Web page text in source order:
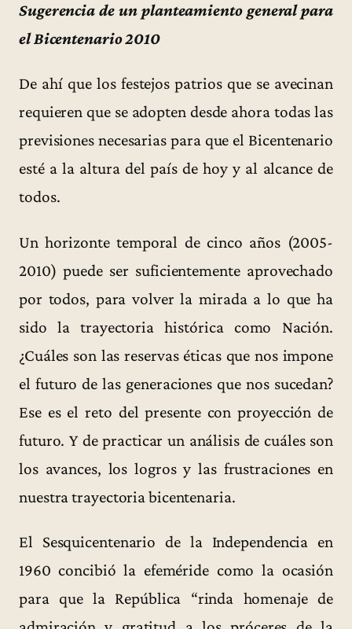
Sugerencia de un planteamiento general para
el Bicentenario 2010
De ahí que los festejos patrios que se avecinan
requieren que se adopten desde ahora todas las
previsiones necesarias para que el Bicentenario
esté a la altura del país de hoy y al alcance de
todos.
Un horizonte temporal de cinco años (2005-
2010) puede ser suficientemente aprovechado
por todos, para volver la mirada a lo que ha
sido la trayectoria histórica como Nación.
¿Cuáles son las reservas éticas que nos impone
el futuro de las generaciones que nos sucedan?
Ese es el reto del presente con proyección de
futuro. Y de practicar un análisis de cuáles son
los avances, los logros y las frustraciones en
nuestra trayectoria bicentenaria.
El Sesquicentenario de la Independencia en
1960 concibió la efeméride como la ocasión
para que la República “rinda homenaje de